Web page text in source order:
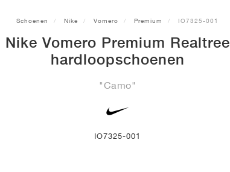
Schoenen Nike Vomero Premium IO7325-001
Nike Vomero Premium Realtree
hardloopschoenen
"Camo"
IO7325-001